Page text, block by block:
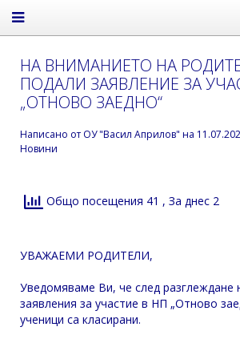
НА ВНИМАНИЕТО НА
ПОДАЛИ ЗАЯВЛЕНИЕ ЗА
„ОТНОВО ЗАЕДНО“
Написано от ОУ "Васил Априлов" на
Новини
Общо посещения 41 , За днес 2
УВАЖАЕМИ РОДИТЕЛИ,
Уведомяваме Ви, че след разглеждане
заявления за участие в НП „Отново
ученици са класирани.